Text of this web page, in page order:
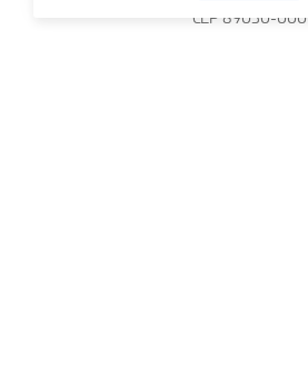
CEP 89030-000